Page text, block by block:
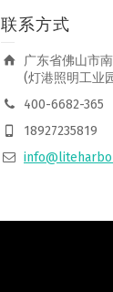
联系方式
广东省佛山市
(灯港照明工业
400-6682-365
18927235819